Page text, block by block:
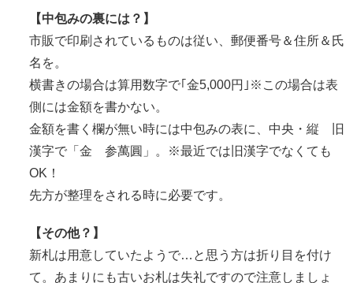
【中包みの裏には？】
市販で印刷されているものは従い、郵便番号＆住所＆氏
名を。
横書きの場合は算用数字で｢金5,000円｣※この場合は表
側には金額を書かない。
金額を書く欄が無い時には中包みの表に、中央・縦 旧
漢字で「金 参萬圓」。※最近では旧漢字でなくても
OK！
先方が整理をされる時に必要です。
【その他？】
新札は用意していたようで…と思う方は折り目を付け
て。あまりにも古いお札は失礼ですので注意しましょ